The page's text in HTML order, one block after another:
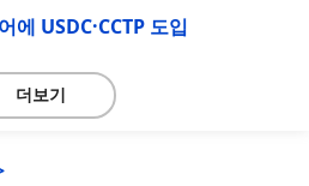
에 USDC·CCTP 도입
더보기